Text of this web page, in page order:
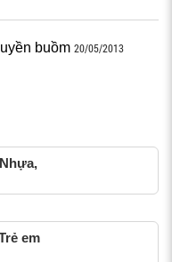
buồm 20/05/2013
em